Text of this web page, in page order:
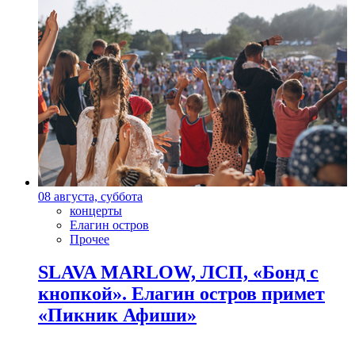
08 августа, суббота
концерты
Елагин остров
Прочее
SLAVA MARLOW, ЛСП, «Бонд с
кнопкой». Елагин остров примет
«Пикник Афиши»